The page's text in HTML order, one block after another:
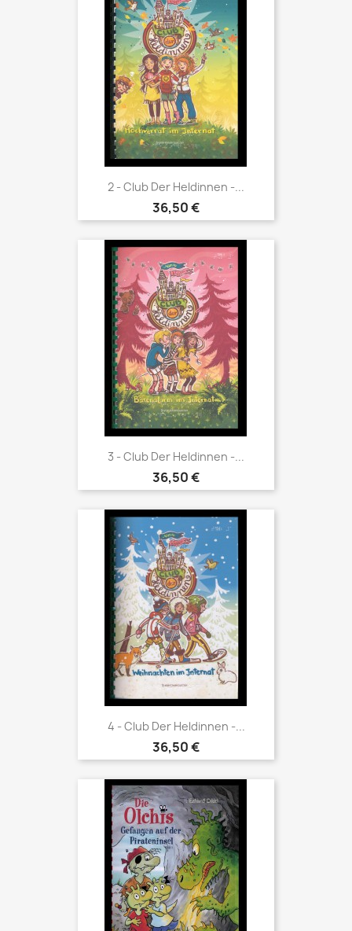
2 - Club Der Heldinnen -...
36,50 €
3 - Club Der Heldinnen -...
36,50 €
4 - Club Der Heldinnen -...
36,50 €